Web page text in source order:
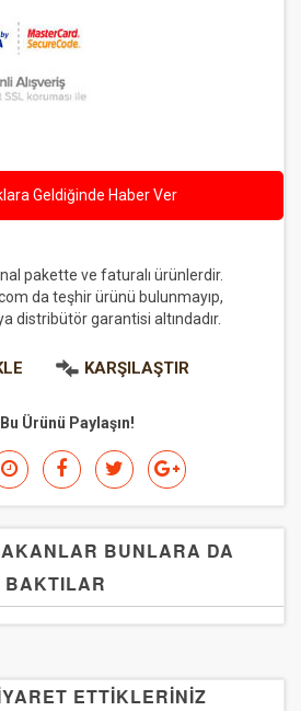
Geldiğinde Haber Ver
pakette ve faturalı ürünlerdir.
da teşhir ürünü bulunmayıp,
distribütör garantisi altındadır.
KARŞILAŞTIR
Bu Ürünü Paylaşın!
BUNLARA DA
BAKTILAR
ETTİKLERİNİZ